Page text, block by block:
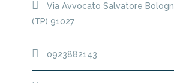
Via Avvocato Salvatore
(TP) 91027
0923882143